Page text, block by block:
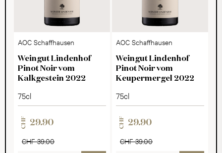
AOC Schaffhausen
Weingut Lindenhof
Pinot Noir vom
Kalkgestein 2022
75cl
CHF 29.90
CHF 39.00
AOC Schaffhausen
Weingut Lindenhof
Pinot Noir vom
Keupermergel 2022
75cl
CHF 29.90
CHF 39.00